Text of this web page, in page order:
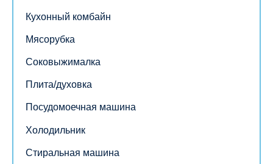
Кухонный комбайн
Мясорубка
Соковыжималка
Плита/духовка
Посудомоечная машина
Холодильник
Стиральная машина